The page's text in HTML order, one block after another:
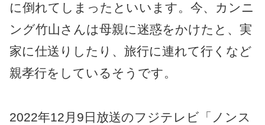
に倒れてしまったといいます。今、カンニ
ング竹山さんは母親に迷惑をかけたと、実
家に仕送りしたり、旅行に連れて行くなど
親孝行をしているそうです。
2022年12月9日放送のフジテレビ「ノンス